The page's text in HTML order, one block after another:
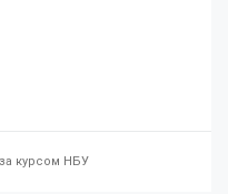
курсом НБУ